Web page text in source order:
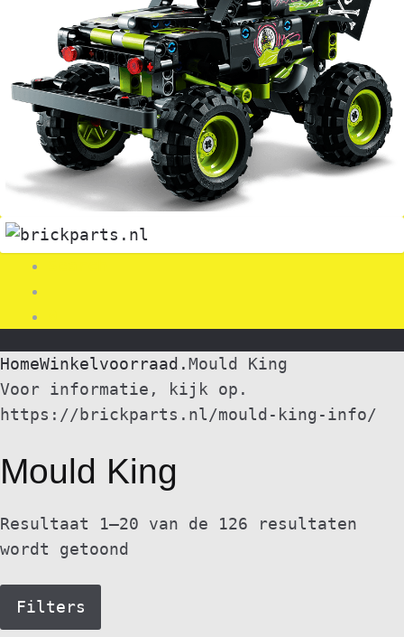
HomeWinkelvoorraad. Mould King
Voor informatie, kijk op.
https://brickparts.nl/mould-king-info/
Mould King
Resultaat 1–20 van de 126 resultaten
wordt getoond
Filters